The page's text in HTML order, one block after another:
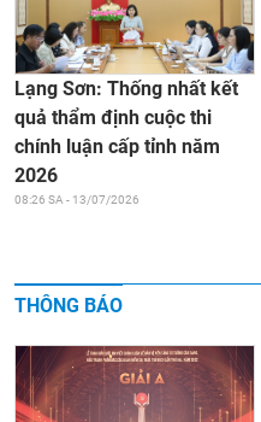
Lạng Sơn: Thống nhất kết
quả thẩm định cuộc thi
chính luận cấp tỉnh năm
2026
08:26 SA - 13/07/2026
THÔNG BÁO